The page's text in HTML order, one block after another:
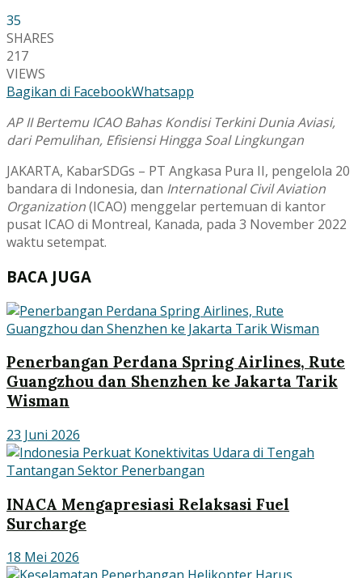
35
SHARES
217
VIEWS
Bagikan di FacebookWhatsapp
AP II Bertemu ICAO Bahas Kondisi Terkini Dunia Aviasi,
dari Pemulihan, Efisiensi Hingga Soal Lingkungan
JAKARTA, KabarSDGs – PT Angkasa Pura II, pengelola 20
bandara di Indonesia, dan International Civil Aviation
Organization(ICAO) menggelar pertemuan di kantor
pusat ICAO di Montreal, Kanada, pada 3 November 2022
waktu setempat.
BACA JUGA
Penerbangan Perdana Spring Airlines, Rute
Guangzhou dan Shenzhen ke Jakarta Tarik
Wisman
23 Juni 2026
INACA Mengapresiasi Relaksasi Fuel
Surcharge
18 Mei 2026